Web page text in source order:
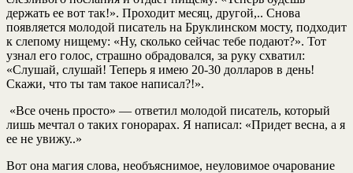
держать ее вот так!». Проходит месяц, другой,.. Снова
появляется молодой писатель на Бруклинском мосту, подходит
к слепому нищему: «Ну, сколько сейчас тебе подают?». Тот
узнал его голос, страшно обрадовался, за руку схватил:
«Слушай, слушай! Теперь я имею 20-30 долларов в день!
Скажи, что ты там такое написал?!».
«Все очень просто» — ответил молодой писатель, который
лишь мечтал о таких гонорарах. Я написал: «Придет весна, а я
ее не увижу..»
Вот она магия слова, необъяснимое, неуловимое очарование